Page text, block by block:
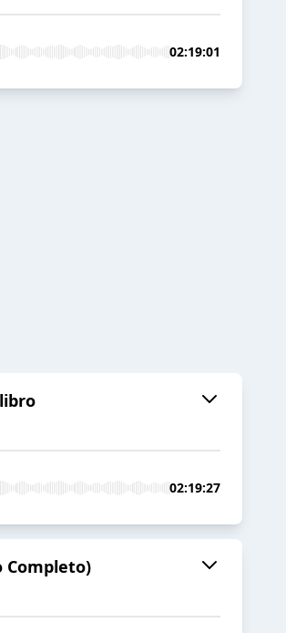
02:19:01
02:19:27
Completo)